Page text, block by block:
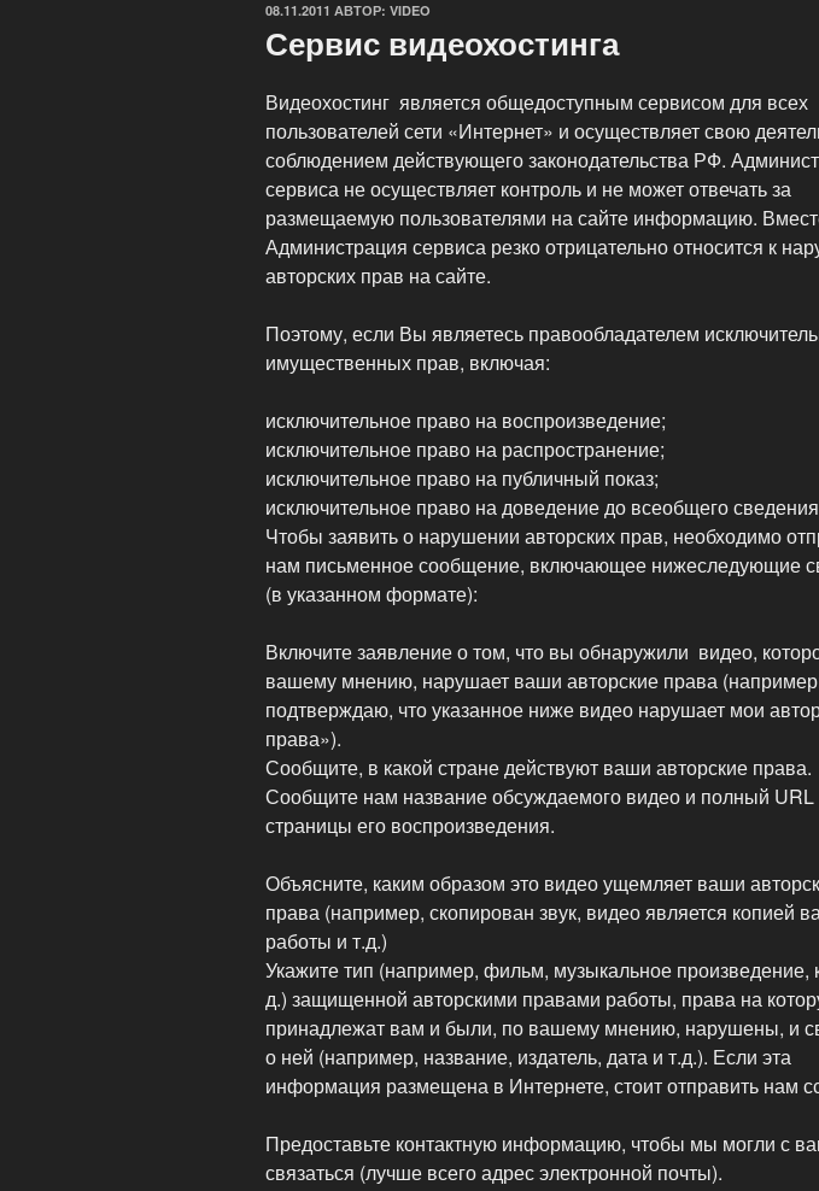
ОПУБЛИКОВАНО
08.11.2011 АВТОР: VIDEO
Сервис видеохостинга
Видеохостинг является общедоступным сервисом для всех
пользователей сети «Интернет» и осуществляет свою
соблюдением действующего законодательства РФ.
сервиса не осуществляет контроль и не может отвечать за
размещаемую пользователями на сайте информацию.
Администрация сервиса резко отрицательно относится к
авторских прав на сайте.
Поэтому, если Вы являетесь правообладателем
имущественных прав, включая:
исключительное право на воспроизведение;
исключительное право на распространение;
исключительное право на публичный показ;
исключительное право на доведение до всеобщего
Чтобы заявить о нарушении авторских прав, необходимо
нам письменное сообщение, включающее нижеследующие
(в указанном формате):
Включите заявление о том, что вы обнаружили видео,
вашему мнению, нарушает ваши авторские права
подтверждаю, что указанное ниже видео нарушает мои
права»).
Сообщите, в какой стране действуют ваши авторские права.
Сообщите нам название обсуждаемого видео и полный URL
страницы его воспроизведения.
Объясните, каким образом это видео ущемляет ваши
права (например, скопирован звук, видео является копией
работы и т.д.)
Укажите тип (например, фильм, музыкальное произведение,
д.) защищенной авторскими правами работы, права на
принадлежат вам и были, по вашему мнению, нарушены, и
о ней (например, название, издатель, дата и т.д.). Если эта
информация размещена в Интернете, стоит отправить нам
Предоставьте контактную информацию, чтобы мы могли с
связаться (лучше всего адрес электронной почты).